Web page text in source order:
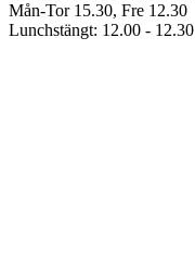
Mån-Tor 15.30, Fre 12.30
Lunchstängt: 12.00 - 12.30